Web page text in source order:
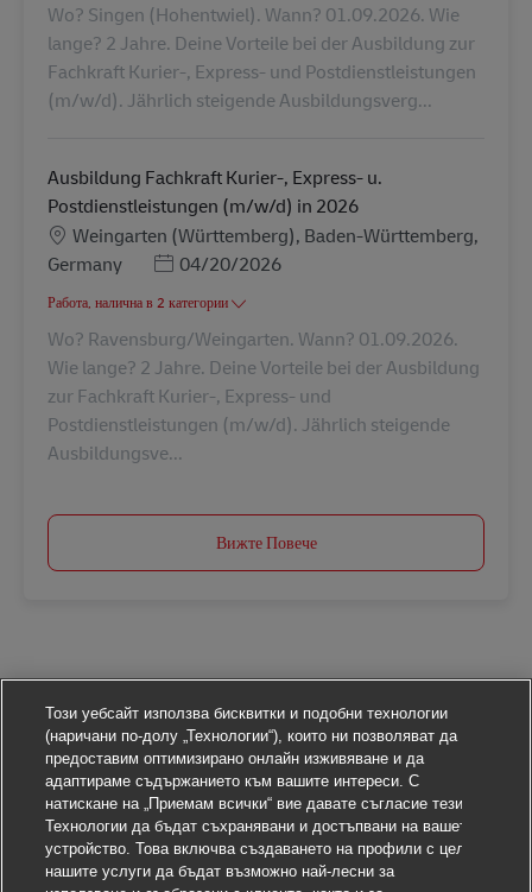
Wo? Singen (Hohentwiel). Wann? 01.09.2026. Wie
lange? 2 Jahre. Deine Vorteile bei der Ausbildung zur
Fachkraft Kurier-, Express- und Postdienstleistungen
(m/w/d). Jährlich steigende Ausbildungsverg...
Ausbildung Fachkraft Kurier-, Express- u.
Postdienstleistungen (m/w/d) in 2026
Местоположение
Weingarten (Württemberg), Baden-Württemberg,
Germany
Posted Date
04/20/2026
Работа, налична в 2 категории
Wo? Ravensburg/Weingarten. Wann? 01.09.2026.
Wie lange? 2 Jahre. Deine Vorteile bei der Ausbildung
zur Fachkraft Kurier-, Express- und
Postdienstleistungen (m/w/d). Jährlich steigende
Ausbildungsve...
Вижте Повече
Този уебсайт използва бисквитки и подобни технологии
(наричани по-долу „Технологии“), които ни позволяват да
предоставим оптимизирано онлайн изживяване и да
адаптираме съдържанието към вашите интереси. С
натискане на „Приемам всички“ вие давате съгласие тези
Технологии да бъдат съхранявани и достъпвани на вашето
устройство. Това включва създаването на профили с цел
нашите услуги да бъдат възможно най-лесни за